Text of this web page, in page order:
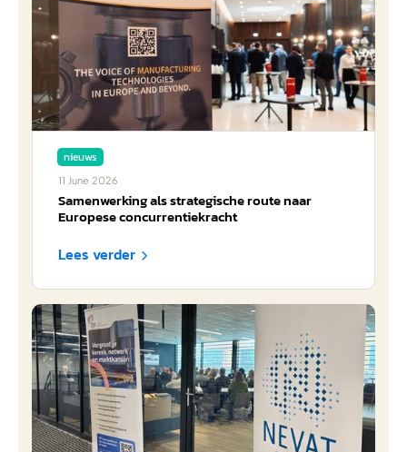
nieuws
11 June 2026
Samenwerking als strategische route naar
Europese concurrentiekracht
Lees verder 